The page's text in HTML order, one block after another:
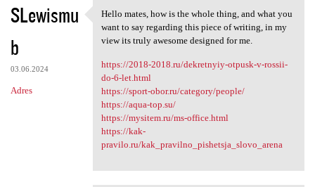
SLewismu
b
03.06.2024
Adres
Hello mates, how is the whole
Hello mates, how is the whole thing, and what you
want to say regarding this piece of writing, in my
view its truly awesome designed for me.
https://2018-2018.ru/dekretnyiy-otpusk-v-rossii-
do-6-let.html
https://sport-obor.ru/category/people/
https://aqua-top.su/
https://mysitem.ru/ms-office.html
https://kak-
pravilo.ru/kak_pravilno_pishetsja_slovo_arena